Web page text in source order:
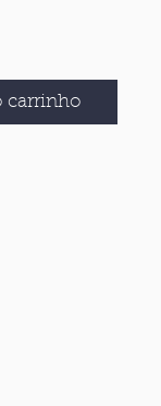
carrinho